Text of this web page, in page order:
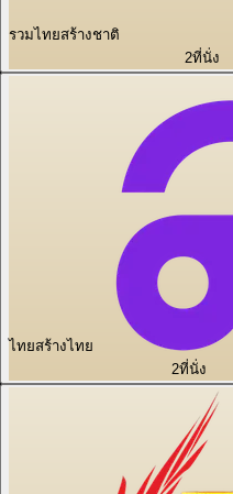
รวมไทยสร้างชาติ
2ที่นั่ง
ไทยสร้างไทย
2ที่นั่ง